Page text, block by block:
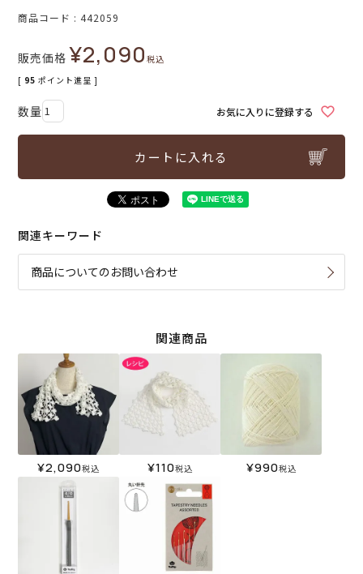
商品コード 442059
販売価格 ¥2,090税込
[ 95 ポイント進呈 ]
お気に入りに登録する
カートに入れる
関連キーワード
商品についてのお問い合わせ
関連商品
¥2,090税込 ¥110税込 ¥990税込